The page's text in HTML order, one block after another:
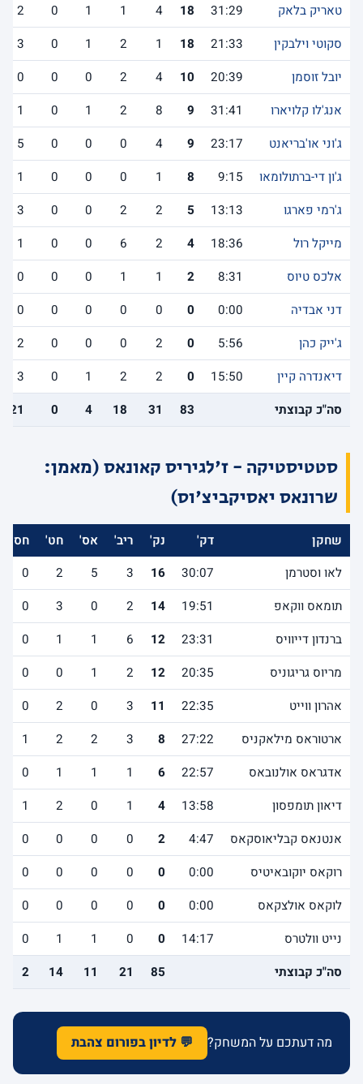
טאריק בלאק
31:29
18
4
1
1
0
2
סקוטי וילבקין
21:33
18
1
2
1
0
3
יובל זוסמן
20:39
10
4
2
0
0
0
אנג'לו קלויארו
31:41
9
8
2
1
0
1
ג'וני או'בריאנט
23:17
9
4
0
0
0
5
ג'ון די-ברתולומאו
9:15
8
1
0
0
0
1
ג'רמי פארגו
13:13
5
2
2
0
0
3
מייקל רול
18:36
4
2
6
0
0
1
אלכס טיוס
8:31
2
1
1
0
0
0
דני אבדיה
0:00
0
0
0
0
0
0
ג'ייק כהן
5:56
0
2
0
0
0
2
דיאנדרה קיין
15:50
0
2
2
1
0
3
סה"כ קבוצתי
83
31
18
4
0
21
סטטיסטיקה - ז'לגיריס קאונאס (מאמן:
שרונאס יאסיקביצ'וס)
שחקן דק' נק' ריב' אס' חט'
חס'
לאו וסטרמן
30:07
16
3
5
2
0
תומאס ווקאפ
19:51
14
2
0
3
0
ברנדון דייוויס
23:31
12
6
1
1
0
מריוס גריגוניס
20:35
12
2
1
0
0
אהרון ווייט
22:35
11
3
0
2
0
ארטוראס מילאקניס
27:22
8
3
2
2
1
אדגראס אולנובאס
22:57
6
1
1
1
0
דיאון תומפסון
13:58
4
1
0
2
1
אנטנאס קבליאוסקאס
4:47
2
0
0
0
0
רוקאס יוקובאיטיס
0:00
0
0
0
0
0
לוקאס אולצקאס
0:00
0
0
0
0
0
נייט וולטרס
14:17
0
0
1
1
0
סה"כ קבוצתי
85
21
11
14
2
מה דעתכם על המשחק? 💬 לדיון בפורום צהבת